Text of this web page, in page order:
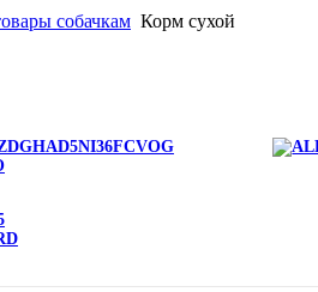
собачкам Корм сухой